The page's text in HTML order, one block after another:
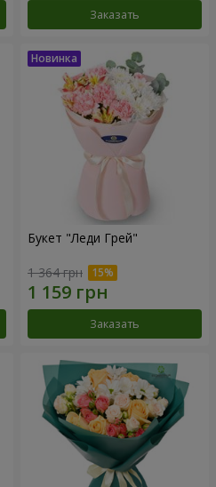
Заказать
Букет "Леди Грей"
1 364 грн
Заказать